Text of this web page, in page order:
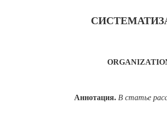
Аннотация. В статье